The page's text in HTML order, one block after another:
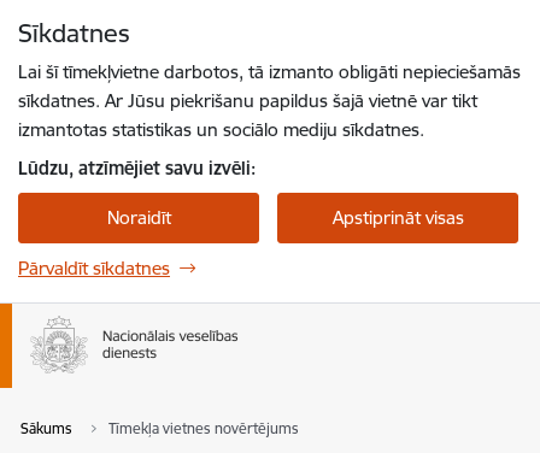
Sīkdatnes
Lai šī tīmekļvietne darbotos, tā izmanto obligāti nepieciešamās
sīkdatnes. Ar Jūsu piekrišanu papildus šajā vietnē var tikt
izmantotas statistikas un sociālo mediju sīkdatnes.
Lūdzu, atzīmējiet savu izvēli:
Noraidīt Apstiprināt visas
Pārvaldīt sīkdatnes
Sākums Tīmekļa vietnes novērtējums